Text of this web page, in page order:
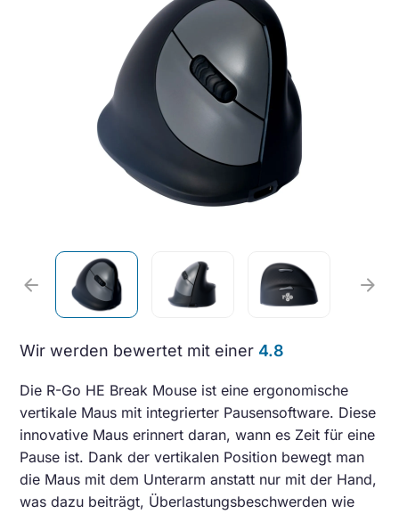
arrow_back arrow_forward
Wir werden bewertet mit einer 4.8
Die R-Go HE Break Mouse ist eine ergonomische
vertikale Maus mit integrierter Pausensoftware. Diese
innovative Maus erinnert daran, wann es Zeit für eine
Pause ist. Dank der vertikalen Position bewegt man
die Maus mit dem Unterarm anstatt nur mit der Hand,
was dazu beiträgt, Überlastungsbeschwerden wie